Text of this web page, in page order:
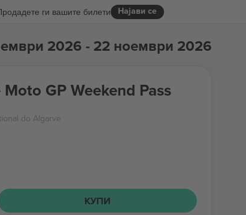
Најави се
ги вашите билети
2026 - 22 ноември 2026
GP Weekend Pass
do Algarve
КУПИ